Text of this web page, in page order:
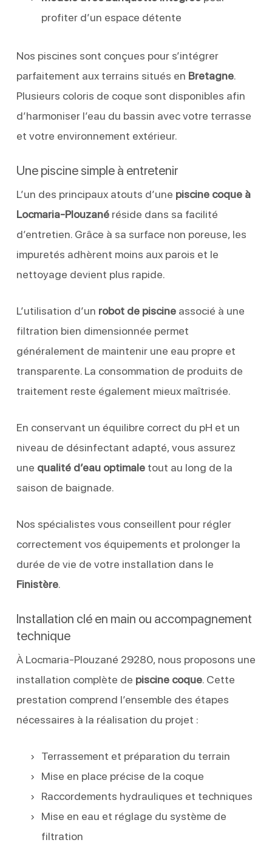
profiter d’un espace détente
Nos piscines sont conçues pour s’intégrer
parfaitement aux terrains situés en Bretagne.
Plusieurs coloris de coque sont disponibles afin
d’harmoniser l’eau du bassin avec votre terrasse
et votre environnement extérieur.
Une piscine simple à entretenir
L’un des principaux atouts d’une piscine coque à
Locmaria-Plouzanéréside dans sa facilité
d’entretien. Grâce à sa surface non poreuse, les
impuretés adhèrent moins aux parois et le
nettoyage devient plus rapide.
L’utilisation d’un robot de piscineassocié à une
filtration bien dimensionnée permet
généralement de maintenir une eau propre et
transparente. La consommation de produits de
traitement reste également mieux maîtrisée.
En conservant un équilibre correct du pH et un
niveau de désinfectant adapté, vous assurez
une qualité d’eau optimaletout au long de la
saison de baignade.
Nos spécialistes vous conseillent pour régler
correctement vos équipements et prolonger la
durée de vie de votre installation dans le
Finistère.
Installation clé en main ou accompagnement
technique
À Locmaria-Plouzané 29280, nous proposons une
installation complète de piscine coque. Cette
prestation comprend l’ensemble des étapes
nécessaires à la réalisation du projet :
Terrassement et préparation du terrain
Mise en place précise de la coque
Raccordements hydrauliques et techniques
Mise en eau et réglage du système de
filtration